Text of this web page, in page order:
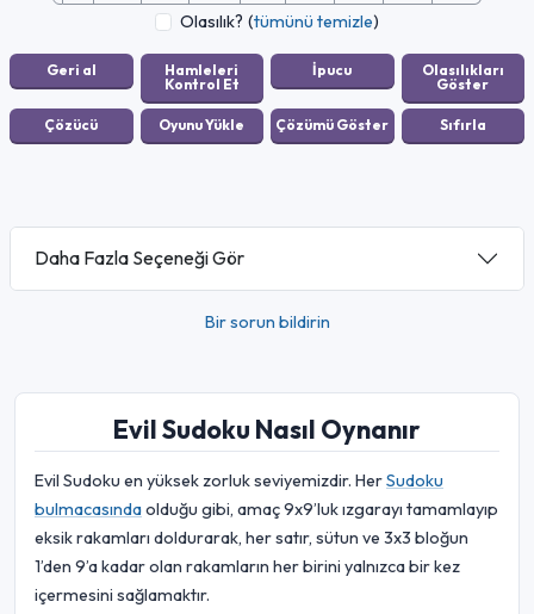
Olasılık? (tümünü temizle)
Daha Fazla Seçeneği Gör
Bir sorun bildirin
Evil Sudoku Nasıl Oynanır
Evil Sudoku en yüksek zorluk seviyemizdir. HerSudoku
bulmacasındaolduğu gibi, amaç 9x9’luk ızgarayı tamamlayıp
eksik rakamları doldurarak, her satır, sütun ve 3x3 bloğun
1’den 9’a kadar olan rakamların her birini yalnızca bir kez
içermesini sağlamaktır.